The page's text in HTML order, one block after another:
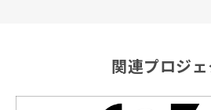
関連プロジェ